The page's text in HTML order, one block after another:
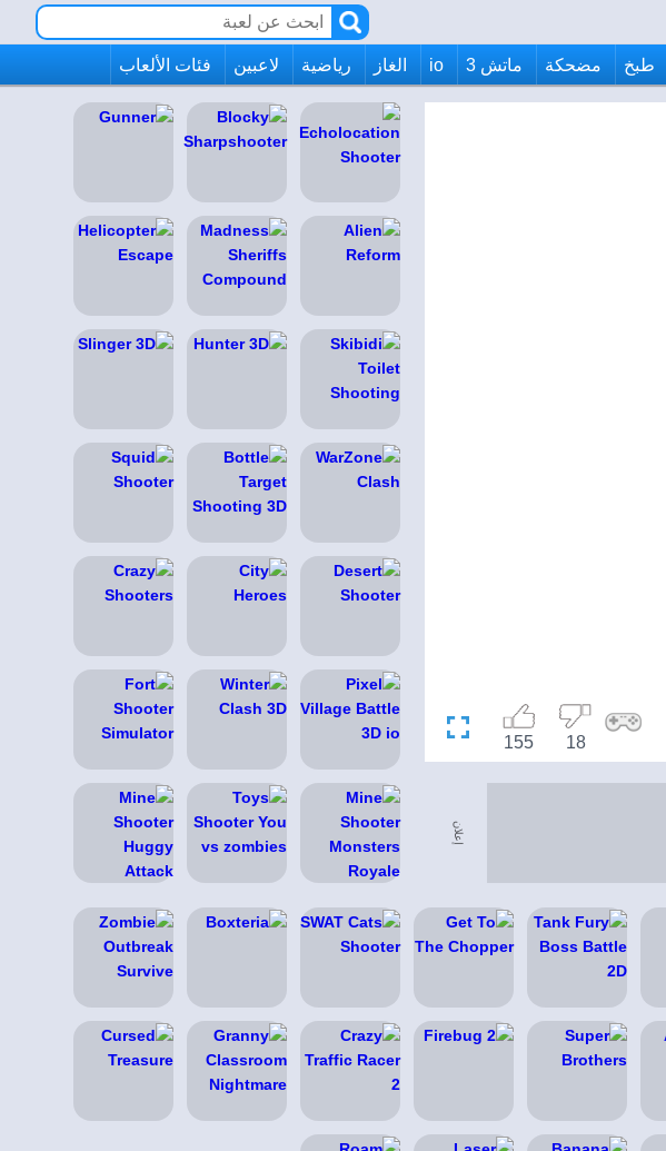
طبخ مضحكة ماتش 3 io الغاز رياضية لاعبين فئات الألعاب
18
155
إعلان